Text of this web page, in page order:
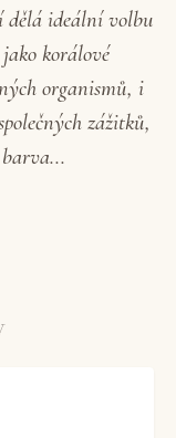
dělá ideální volbu
korálové
organismů, i
zážitků,